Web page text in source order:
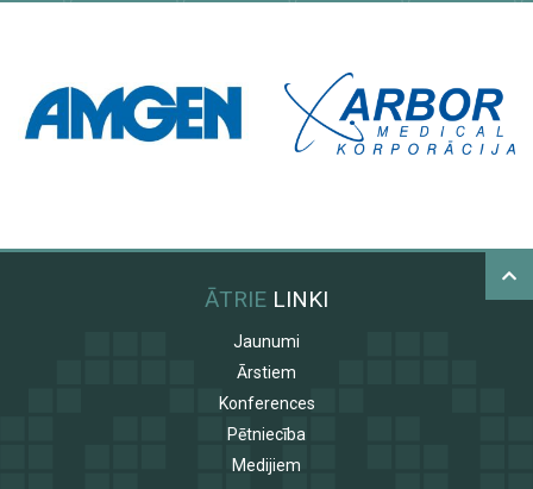
ĀTRIE LINKI
Jaunumi
Ārstiem
Konferences
Pētniecība
Medijiem